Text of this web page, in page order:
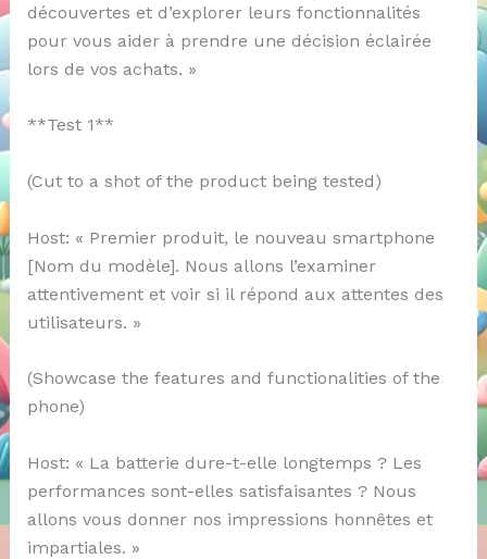
découvertes et d’explorer leurs fonctionnalités
pour vous aider à prendre une décision éclairée
lors de vos achats. »
**Test 1**
(Cut to a shot of the product being tested)
Host: « Premier produit, le nouveau smartphone
[Nom du modèle]. Nous allons l’examiner
attentivement et voir si il répond aux attentes des
utilisateurs. »
(Showcase the features and functionalities of the
phone)
Host: « La batterie dure-t-elle longtemps ? Les
performances sont-elles satisfaisantes ? Nous
allons vous donner nos impressions honnêtes et
impartiales. »